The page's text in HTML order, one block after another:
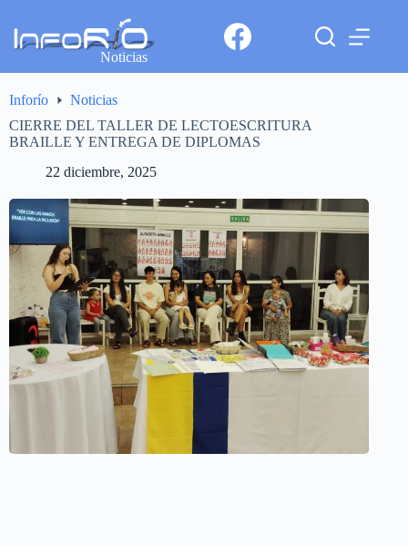
Noticias
Inforío
Noticias
CIERRE DEL TALLER DE LECTOESCRITURA
BRAILLE Y ENTREGA DE DIPLOMAS
22 diciembre, 2025